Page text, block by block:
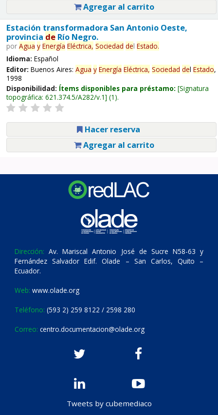
Agregar al carrito
Estación transformadora San Antonio Oeste,
provincia deRío Negro.
por Agua y Energía Eléctrica, Sociedad del Estado.
Idioma: Español
Editor: Buenos Aires: Agua y Energía Eléctrica, Sociedad del Estado,
1998
Disponibilidad: Ítems disponibles para préstamo: Signatura
topográfica: 621.374.5/A282/v.1 (1).
Hacer reserva
Agregar al carrito
Dirección: Av. Mariscal Antonio José de Sucre N58-63 y
Fernández Salvador Edif. Olade – San Carlos, Quito –
Ecuador.
Web: www.olade.org
Teléfono: (593 2) 259 8122 / 2598 280
Correo: centro.documentacion@olade.org
Tweets by cubemediaco